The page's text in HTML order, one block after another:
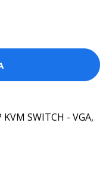
KVM SWITCH - VGA,